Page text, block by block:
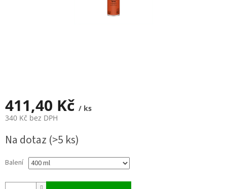
411,40 Kč / ks
340 Kč bez DPH
cena:
Na dotaz (>5 ks)
Balení